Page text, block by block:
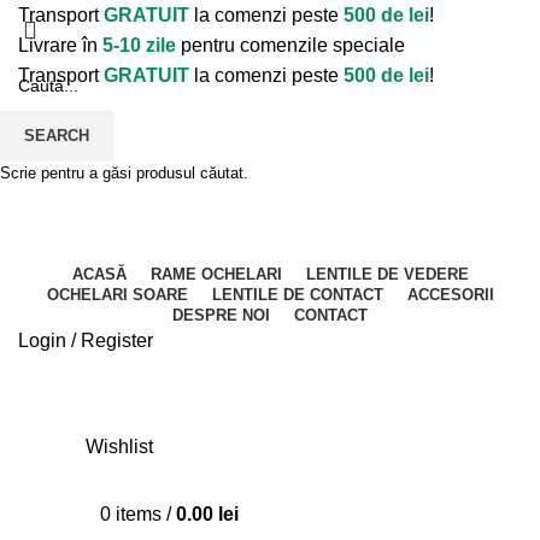
TransportGRATUIT la comenzi peste 500 de lei!
Livrare în 5-10 zile pentru comenzile speciale
TransportGRATUIT la comenzi peste 500 de lei!
ACASĂ RAME OCHELARI
LENTILE DE VEDERE
OCHELARI SOARE
LENTILE DE CONTACT
ACCESORII
DESPRE NOI
CONTACT
Login / Register
Wishlist
0 items / 0.00 lei
SEARCH
Scrie pentru a găsi produsul căutat.